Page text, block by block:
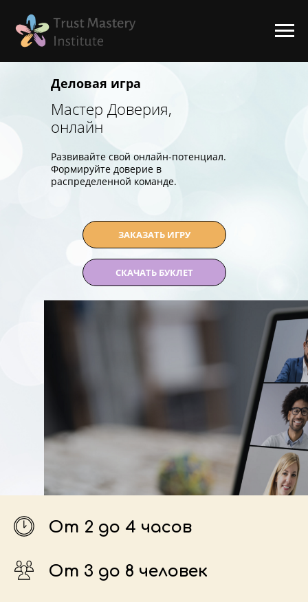
Мастер Доверия,
онлайн
Развивайте свой онлайн-потенциал.
Формируйте доверие в
распределенной команде.
ЗАКАЗАТЬ ИГРУ
Деловая игра
СКАЧАТЬ БУКЛЕТ
От 2 до 4 часов
От 3 до 8 человек